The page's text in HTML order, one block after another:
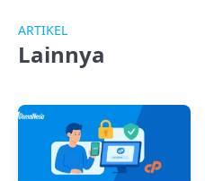
ARTIKEL
Lainnya